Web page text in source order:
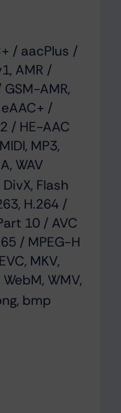
/ aacPlus /
AMR /
AMR,
/
/ HE-AAC
MP3,
WAV
DivX, Flash
H.264 /
10 / AVC
/ MPEG-H
MKV,
WebM, WMV,
bmp